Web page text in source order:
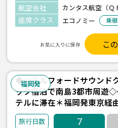
航空会社 カンタス航空（Ｑ
座席クラス エコノミー 乗
お気に入りに保存 こ
福岡発
◆◇ミルフォードサウンド
ック宿泊で南島3都市周遊
テルに滞在＊福岡発東京経
イストチャーチ＆クイーン
7